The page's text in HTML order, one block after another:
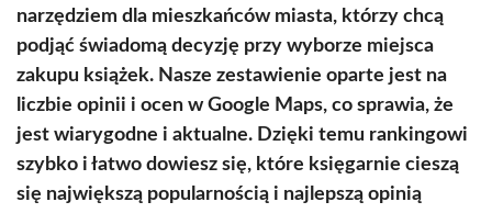
narzędziem dla mieszkańców miasta, którzy chcą
podjąć świadomą decyzję przy wyborze miejsca
zakupu książek. Nasze zestawienie oparte jest na
liczbie opinii i ocen w Google Maps, co sprawia, że
jest wiarygodne i aktualne. Dzięki temu rankingowi
szybko i łatwo dowiesz się, które księgarnie cieszą
się największą popularnością i najlepszą opinią